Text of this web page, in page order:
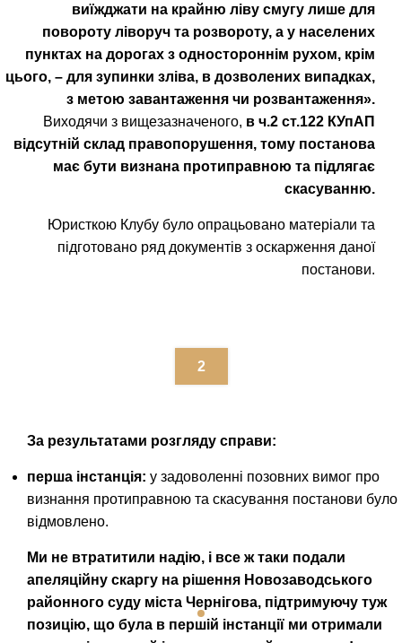
виїжджати на крайню ліву смугу лише для
повороту ліворуч та розвороту, а у населених
пунктах на дорогах з одностороннім рухом, крім
цього, – для зупинки зліва, в дозволених випадках,
з метою завантаження чи розвантаження».
Виходячи з вищезазначеного, в ч.2 ст.122 КУпАП
відсутній склад правопорушення, тому постанова
має бути визнана протиправною та підлягає
скасуванню.
Юристкою Клубу було опрацьовано матеріали та
підготовано ряд документів з оскарження даної
постанови.
2
За результатами розгляду справи:
перша інстанція: у задоволенні позовних вимог про
визнання протиправною та скасування постанови було
відмовлено.
Ми не втратитили надію, і все ж таки подали
апеляційну скаргу на рішення Новозаводського
районного суду міста Чернігова, підтримуючу туж
позицію, що була в першій інстанції ми отримали